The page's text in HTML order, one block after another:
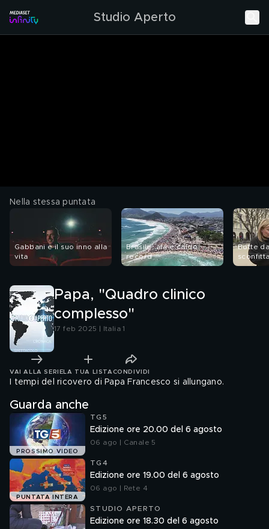
Studio Aperto
Nella stessa puntata
Gabbani e il suo inno alla
vita
Brasile, afa e caldo
record
Botte
Papa, "Quadro clinico
complesso"
17 feb 2025 | Italia 1
VAI ALLA SERIE LA TUA LISTA CONDIVIDI
I tempi del ricovero di Papa Francesco si allungano.
Guarda anche
PROSSIMO VIDEO
TG5
Edizione ore 20.00 del 6 agosto
06 ago | Canale 5
PUNTATA INTERA
TG4
Edizione ore 19.00 del 6 agosto
06 ago | Rete 4
STUDIO APERTO
Edizione ore 18.30 del 6 agosto